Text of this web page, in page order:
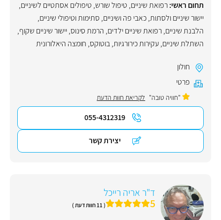
תחום ראשי:רפואת שיניים, טיפול שורש, טיפולים אסתטיים לשיניים,
יישור שיניים ולסתות,כאבי פה ושיניים, סתימות וטיפולי שיניים,
הלבנת שיניים,רפואת שיניים ילדים, הרמת סינוס,יישור שיניים שקוף,
השתלת שיניים,עקירות כירורגיות,בוטוקס, חומצה היאלורונית
חולון
פרטי
"חוויה טובה" לקריאת חוות הדעת
055-4312319
יצירת קשר
ד"ר אריה רייכל
5 ( 11 חוות דעת )